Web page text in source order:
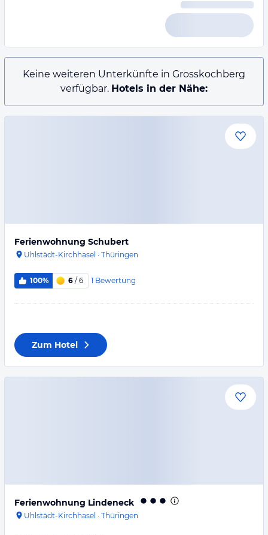
Keine weiteren Unterkünfte in Grosskochberg
verfügbar. Hotels in der Nähe:
Ferienwohnung Schubert
Uhlstädt-Kirchhasel · Thüringen
100% 6 / 6 1 Bewertung
Zum Hotel
Ferienwohnung Lindeneck
Uhlstädt-Kirchhasel · Thüringen